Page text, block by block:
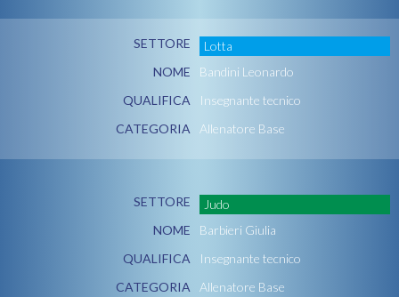
SETTORE
Lotta
NOME
Bandini Leonardo
QUALIFICA
Insegnante tecnico
CATEGORIA
Allenatore Base
SETTORE
Judo
NOME
Barbieri Giulia
QUALIFICA
Insegnante tecnico
CATEGORIA
Allenatore Base